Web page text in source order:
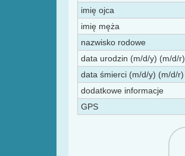
imię ojca
imię męża
nazwisko rodowe
data urodzin (m/d/y) (m/d/r)
data śmierci (m/d/y) (m/d/r)
dodatkowe informacje
GPS